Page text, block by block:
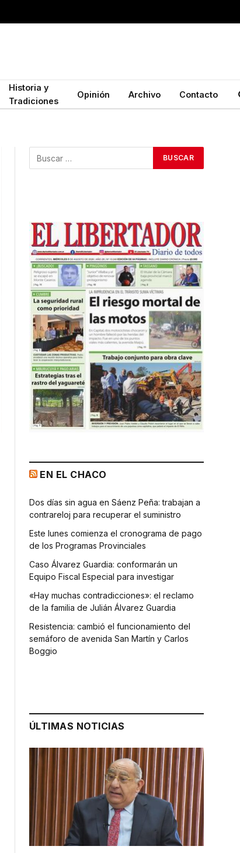
Historia y
Tradiciones
Opinión Archivo Contacto
EN EL CHACO
Dos días sin agua en Sáenz Peña: trabajan a
contrareloj para recuperar el suministro
Este lunes comienza el cronograma de pago
de los Programas Provinciales
Caso Álvarez Guardia: conformarán un
Equipo Fiscal Especial para investigar
«Hay muchas contradicciones»: el reclamo
de la familia de Julián Álvarez Guardia
Resistencia: cambió el funcionamiento del
semáforo de avenida San Martín y Carlos
Boggio
ÚLTIMAS NOTICIAS